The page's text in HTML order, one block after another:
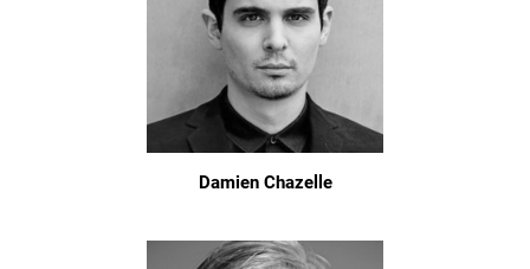
Damien Chazelle